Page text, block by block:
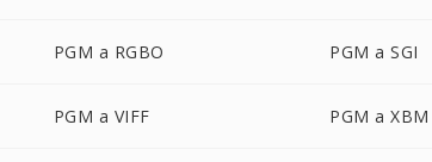
PGM a RGBO PGM a SGI
PGM a VIFF PGM a XBM